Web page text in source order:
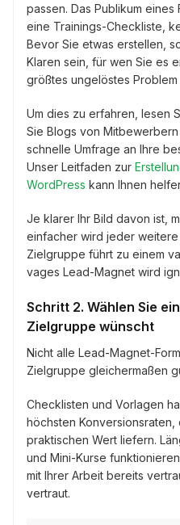
passen. Das Publikum eines
eine Trainings-Checkliste,
Bevor Sie etwas erstellen,
Klaren sein, für wen Sie es
größtes ungelöstes Problem
Um dies zu erfahren, lesen
Sie Blogs von
schnelle Umfrage an Ihre
Unser Leitfaden zur
WordPress kann Ihnen
Je klarer Ihr Bild davon ist,
einfacher wird jeder weitere
Zielgruppe führt zu einem
vages Lead-Magnet wird
Schritt 2. Wählen Sie
Zielgruppe wünscht
Nicht alle Lead-Magnet-
Zielgruppe gleichermaßen
Checklisten und Vorlagen
höchsten Konversionsraten,
praktischen Wert liefern.
und Mini-Kurse
mit Ihrer Arbeit bereits
vertraut.